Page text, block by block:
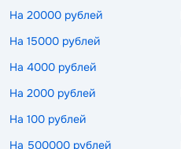
На 20000 рублей
На 15000 рублей
На 4000 рублей
На 2000 рублей
На 100 рублей
На 500000 рублей